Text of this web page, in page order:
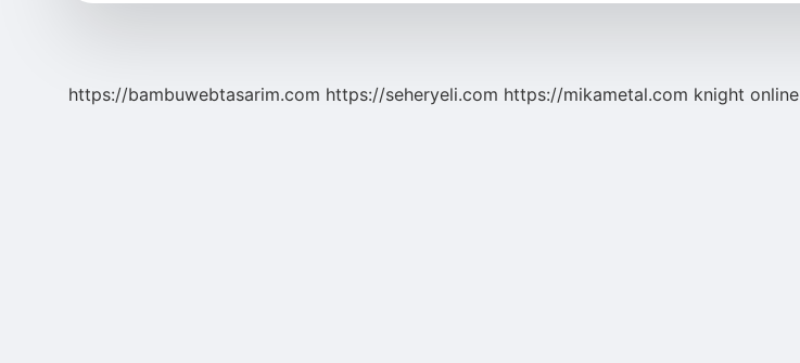
https://bambuwebtasarim.com https://seheryeli.com https://mikametal.com knight online